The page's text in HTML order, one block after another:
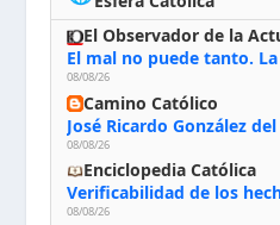
El Observador de la
El mal no puede tanto.
08/08/26
Camino Católico
08/08/26
Enciclopedia Católica
Verificabilidad de los
08/08/26